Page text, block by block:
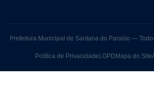
Prefeitura Municipal de Santana do Paraíso —
Política de Privacidade LGPD Mapa do Site